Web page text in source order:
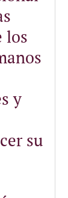
los
y
su